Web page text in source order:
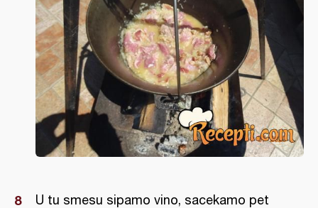
U tu smesu sipamo vino, sacekamo pet